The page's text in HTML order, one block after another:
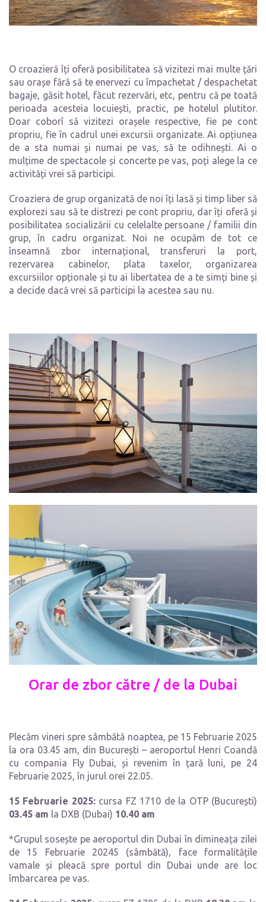
O croazieră îți oferă posibilitatea să vizitezi mai multe țări
sau orașe fără să te enervezi cu împachetat / despachetat
bagaje, găsit hotel, făcut rezervări, etc, pentru că pe toată
perioada acesteia locuiești, practic, pe hotelul plutitor.
Doar coborî să vizitezi orașele respective, fie pe cont
propriu, fie în cadrul unei excursii organizate. Ai opțiunea
de a sta numai și numai pe vas, să te odihnești. Ai o
mulțime de spectacole și concerte pe vas, poți alege la ce
activități vrei să participi.
Croaziera de grup organizată de noi îți lasă și timp liber să
explorezi sau să te distrezi pe cont propriu, dar îți oferă și
posibilitatea socializării cu celelalte persoane / familii din
grup, în cadru organizat. Noi ne ocupăm de tot ce
înseamnă zbor internațional, transferuri la port,
rezervarea cabinelor, plata taxelor, organizarea
excursiilor opționale și tu ai libertatea de a te simți bine și
a decide dacă vrei să participi la acestea sau nu.
Orar de zbor către / de la Dubai
Plecăm vineri spre sâmbătă noaptea, pe 15 Februarie 2025
la ora 03.45 am, din București – aeroportul Henri Coandă
cu compania Fly Dubai, și revenim în țară luni, pe 24
Februarie 2025, în jurul orei 22.05.
15 Februarie 2025:cursa FZ 1710 de la OTP (București)
03.45 am la DXB (Dubai) 10.40 am
*Grupul sosește pe aeroportul din Dubai în dimineața zilei
de 15 Februarie 20245 (sâmbătă), face formalitățile
vamale și pleacă spre portul din Dubai unde are loc
îmbarcarea pe vas.